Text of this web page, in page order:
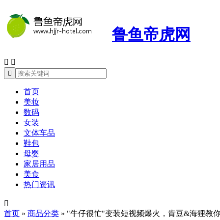
鲁鱼帝虎网
 

首页
美妆
数码
女装
文体车品
鞋包
母婴
家居用品
美食
热门资讯

首页 » 商品分类 » "牛仔很忙"变装短视频爆火，肯豆&海狸教